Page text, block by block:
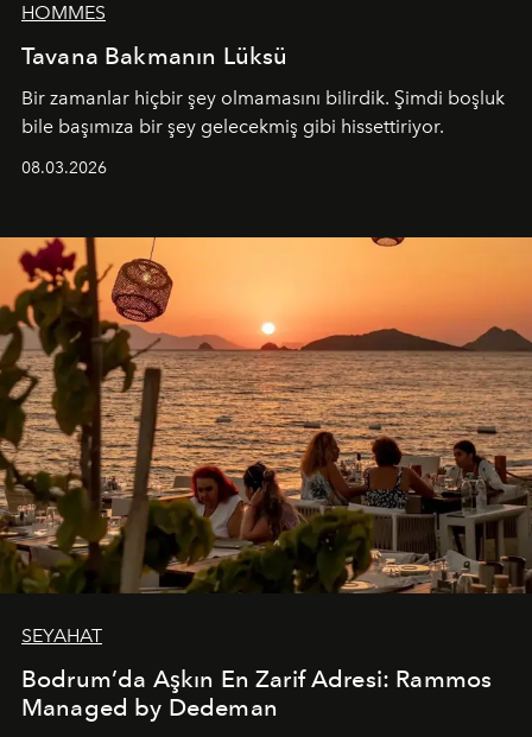
HOMMES
Tavana Bakmanın Lüksü
Bir zamanlar hiçbir şey olmamasını bilirdik. Şimdi boşluk
bile başımıza bir şey gelecekmiş gibi hissettiriyor.
08.03.2026
SEYAHAT
Bodrum’da Aşkın En Zarif Adresi: Rammos
Managed by Dedeman